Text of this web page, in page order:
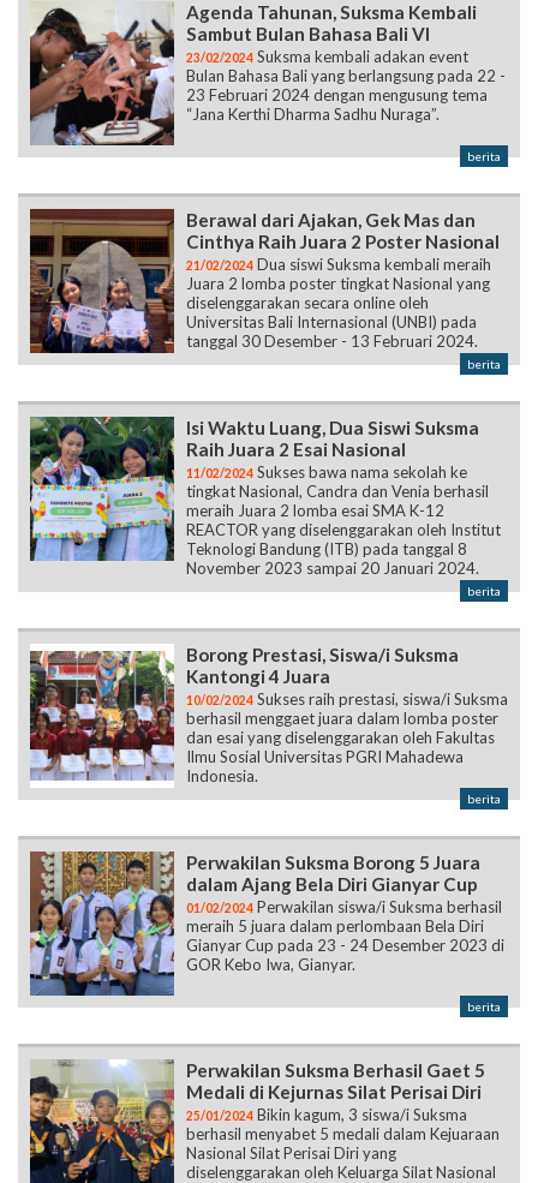
Agenda Tahunan, Suksma Kembali
Sambut Bulan Bahasa Bali VI
23/02/2024 Suksma kembali adakan event
Bulan Bahasa Bali yang berlangsung pada 22 -
23 Februari 2024 dengan mengusung tema
“Jana Kerthi Dharma Sadhu Nuraga”.
berita
Berawal dari Ajakan, Gek Mas dan
Cinthya Raih Juara 2 Poster Nasional
21/02/2024 Dua siswi Suksma kembali meraih
Juara 2 lomba poster tingkat Nasional yang
diselenggarakan secara online oleh
Universitas Bali Internasional (UNBI) pada
tanggal 30 Desember - 13 Februari 2024.
berita
Isi Waktu Luang, Dua Siswi Suksma
Raih Juara 2 Esai Nasional
11/02/2024 Sukses bawa nama sekolah ke
tingkat Nasional, Candra dan Venia berhasil
meraih Juara 2 lomba esai SMA K-12
REACTOR yang diselenggarakan oleh Institut
Teknologi Bandung (ITB) pada tanggal 8
November 2023 sampai 20 Januari 2024.
berita
Borong Prestasi, Siswa/i Suksma
Kantongi 4 Juara
10/02/2024 Sukses raih prestasi, siswa/i Suksma
berhasil menggaet juara dalam lomba poster
dan esai yang diselenggarakan oleh Fakultas
Ilmu Sosial Universitas PGRI Mahadewa
Indonesia.
berita
Perwakilan Suksma Borong 5 Juara
dalam Ajang Bela Diri Gianyar Cup
01/02/2024 Perwakilan siswa/i Suksma berhasil
meraih 5 juara dalam perlombaan Bela Diri
Gianyar Cup pada 23 - 24 Desember 2023 di
GOR Kebo Iwa, Gianyar.
berita
Perwakilan Suksma Berhasil Gaet 5
Medali di Kejurnas Silat Perisai Diri
25/01/2024 Bikin kagum, 3 siswa/i Suksma
berhasil menyabet 5 medali dalam Kejuaraan
Nasional Silat Perisai Diri yang
diselenggarakan oleh Keluarga Silat Nasional